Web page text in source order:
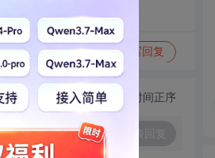
写回复
切换为时间正序